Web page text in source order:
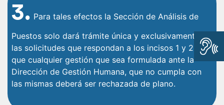
3. Para tales efectos la Sección de Análisis de
Puestos solo dará trámite única y exclusivamente a
las solicitudes que respondan a los incisos 1 y 2; y
que cualquier gestión que sea formulada ante la
Dirección de Gestión Humana, que no cumpla con
las mismas deberá ser rechazada de plano.